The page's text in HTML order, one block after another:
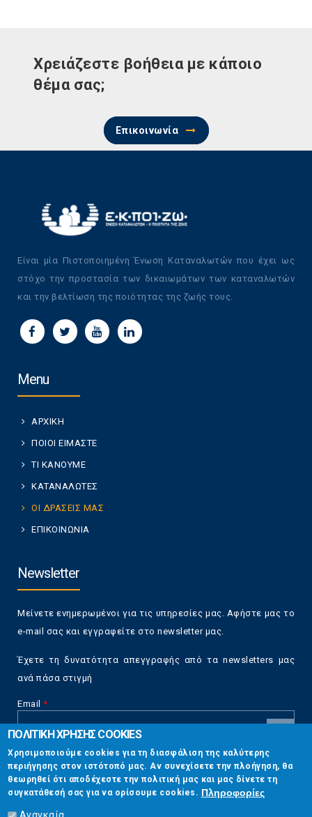
Χρειάζεστε βοήθεια με κάποιο
θέμα σας;
Επικοινωνία
Είναι μία Πιστοποιημένη Ένωση Καταναλωτών που έχει ως
στόχο την προστασία των δικαιωμάτων των καταναλωτών
και την βελτίωση της ποιότητας της ζωής τους.
Menu
ΑΡΧΙΚΗ
ΠΟΙΟΙ ΕΙΜΑΣΤΕ
ΤΙ ΚΑΝΟΥΜΕ
ΚΑΤΑΝΑΛΩΤΕΣ
ΟΙ ΔΡΑΣΕΙΣ ΜΑΣ
ΕΠΙΚΟΙΝΩΝΙΑ
Newsletter
Μείνετε ενημερωμένοι για τις υπηρεσίες μας. Αφήστε μας το
e-mail σας και εγγραφείτε στο newsletter μας.
Έχετε τη δυνατότητα απεγγραφής από τα newsletters μας
ανά πάσα στιγμή
Email *
CAPTCHA
This
question is
for testing
whether or
not you are a
Επικοινωνία
Στουρνάρη 17, Αθήνα 10683
ΠΟΛΙΤΙΚΗ ΧΡΗΣΗΣ COOKIES
Χρησιμοποιούμε cookies για τη διασφάλιση της καλύτερης
περιήγησης στον ιστότοπό μας. Αν συνεχίσετε την πλοήγηση, θα
θεωρηθεί ότι αποδέχεστε την πολιτική μας και μας δίνετε τη
συγκατάθεσή σας για να ορίσουμε cookies. Πληροφορίες